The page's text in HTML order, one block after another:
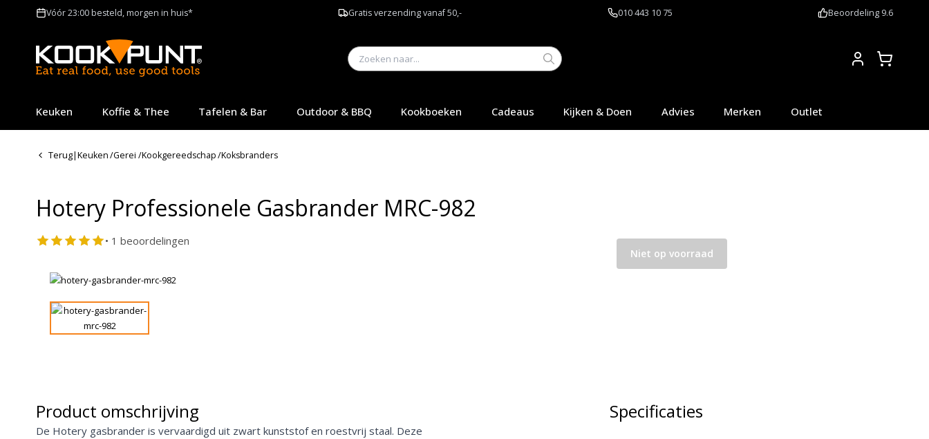
Vóór 23:00 besteld, morgen in huis* Gratis verzending vanaf 50,- 010 443 10 75 Beoordeling 9.6
Keuken Koffie & Thee Tafelen & Bar Outdoor & BBQ Kookboeken Cadeaus Kijken & Doen Advies Merken Outlet
Terug|Keuken/Gerei /Kookgereedschap/Koksbranders
Hotery Professionele Gasbrander MRC-982
• 1 beoordelingen
Niet op voorraad
Product omschrijving
De Hotery gasbrander is vervaardigd uit zwart kunststof en roestvrij staal. Deze
Specificaties